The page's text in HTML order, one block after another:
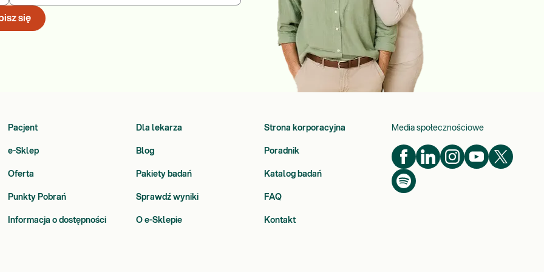
się
Pacjent Dla lekarza Strona korporacyjna
e-Sklep Blog Poradnik
Oferta Pakiety badań Katalog badań
Punkty Pobrań Sprawdź wyniki FAQ
Informacja o dostępności O e-Sklepie Kontakt
Media społecznościowe